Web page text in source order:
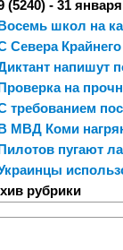
- 31 января
школ на
Севера
напишут
на
требованием
МВД Коми
пугают
рубрики